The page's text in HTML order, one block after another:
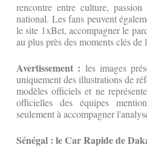
rencontre entre culture,
national. Les fans peuvent
le site 1xBet, accompagner le
au plus près des moments clés de
Avertissement : les images
uniquement des illustrations de
modèles officiels et ne
officielles des équipes
seulement à accompagner
Sénégal : le Car Rapide de